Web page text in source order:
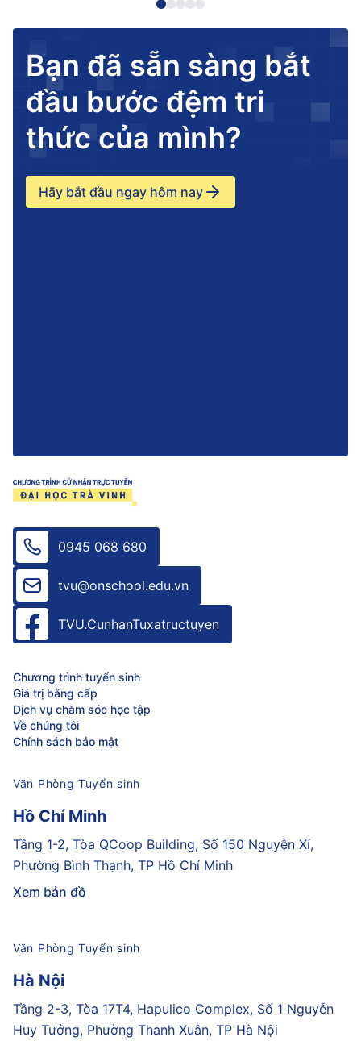
Bạn đã sẵn sàng bắt
đầu bước đệm tri
thức của mình?
Hãy bắt đầu ngay hôm nay
0945 068 680
tvu@onschool.edu.vn
TVU.CunhanTuxatructuyen
Chương trình tuyển sinh
Giá trị bằng cấp
Dịch vụ chăm sóc học tập
Về chúng tôi
Chính sách bảo mật
Văn Phòng Tuyển sinh
Hồ Chí Minh
Tầng 1-2, Tòa QCoop Building, Số 150 Nguyễn Xí,
Phường Bình Thạnh, TP Hồ Chí Minh
Xem bản đồ
Văn Phòng Tuyển sinh
Hà Nội
Tầng 2-3, Tòa 17T4, Hapulico Complex, Số 1 Nguyễn
Huy Tưởng, Phường Thanh Xuân, TP Hà Nội